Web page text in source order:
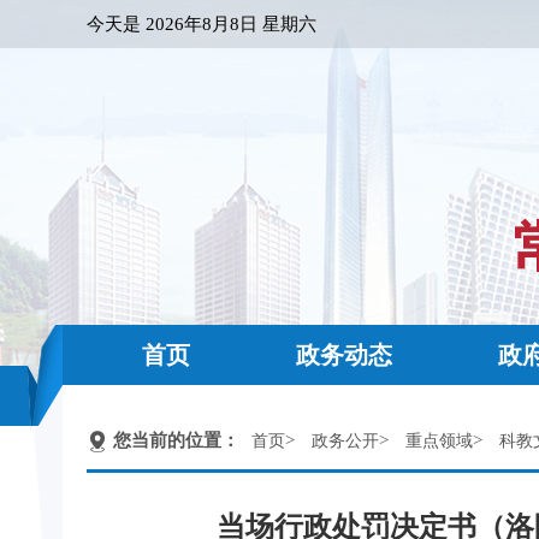
今天是 2026年8月8日 星期六
首页 政务动态 政
您当前的位置： 首页> 政务公开> 重点领域> 科教
当场行政处罚决定书（